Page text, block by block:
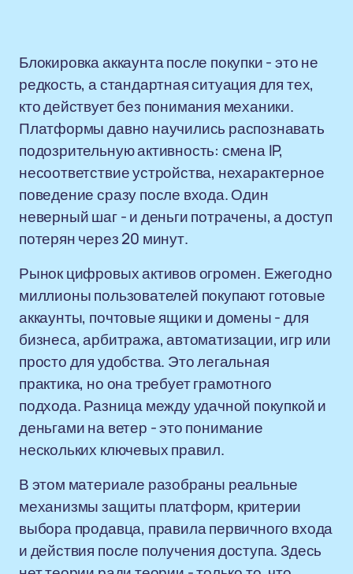
Блокировка аккаунта после покупки - это не
редкость, а стандартная ситуация для тех,
кто действует без понимания механики.
Платформы давно научились распознавать
подозрительную активность: смена IP,
несоответствие устройства, нехарактерное
поведение сразу после входа. Один
неверный шаг - и деньги потрачены, а доступ
потерян через 20 минут.
Рынок цифровых активов огромен. Ежегодно
миллионы пользователей покупают готовые
аккаунты, почтовые ящики и домены - для
бизнеса, арбитража, автоматизации, игр или
просто для удобства. Это легальная
практика, но она требует грамотного
подхода. Разница между удачной покупкой и
деньгами на ветер - это понимание
нескольких ключевых правил.
В этом материале разобраны реальные
механизмы защиты платформ, критерии
выбора продавца, правила первичного входа
и действия после получения доступа. Здесь